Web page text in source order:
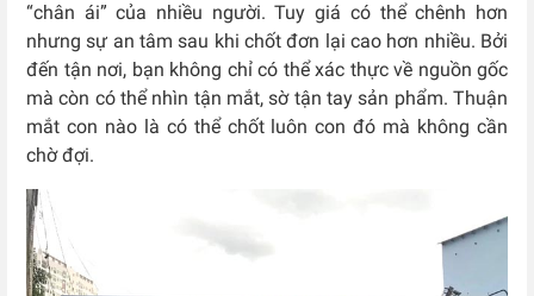
“chân ái” của nhiều người. Tuy giá có thể chênh hơn
nhưng sự an tâm sau khi chốt đơn lại cao hơn nhiều. Bởi
đến tận nơi, bạn không chỉ có thể xác thực về nguồn gốc
mà còn có thể nhìn tận mắt, sờ tận tay sản phẩm. Thuận
mắt con nào là có thể chốt luôn con đó mà không cần
chờ đợi.